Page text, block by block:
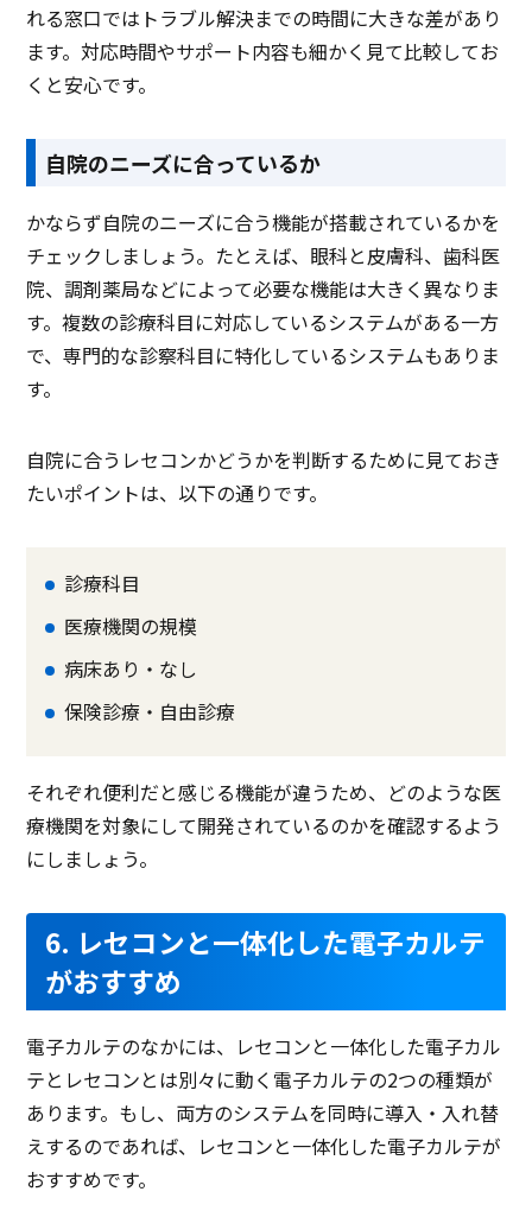
れる窓口ではトラブル解決までの時間に大きな差があり
ます。対応時間やサポート内容も細かく見て比較してお
くと安心です。
自院のニーズに合っているか
かならず自院のニーズに合う機能が搭載されているかを
チェックしましょう。たとえば、眼科と皮膚科、歯科医
院、調剤薬局などによって必要な機能は大きく異なりま
す。複数の診療科目に対応しているシステムがある一方
で、専門的な診察科目に特化しているシステムもありま
す。
自院に合うレセコンかどうかを判断するために見ておき
たいポイントは、以下の通りです。
診療科目
医療機関の規模
病床あり・なし
保険診療・自由診療
それぞれ便利だと感じる機能が違うため、どのような医
療機関を対象にして開発されているのかを確認するよう
にしましょう。
6. レセコンと一体化した電子カルテ
がおすすめ
電子カルテのなかには、レセコンと一体化した電子カル
テとレセコンとは別々に動く電子カルテの2つの種類が
あります。もし、両方のシステムを同時に導入・入れ替
えするのであれば、レセコンと一体化した電子カルテが
おすすめです。